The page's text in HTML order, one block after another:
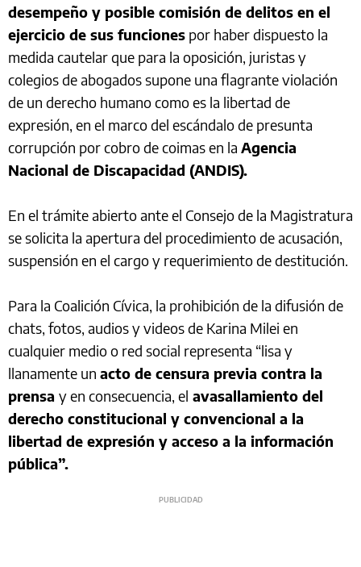
desempeño y posible comisión de delitos en el
ejercicio de sus funciones por haber dispuesto la
medida cautelar que para la oposición, juristas y
colegios de abogados supone una flagrante violación
de un derecho humano como es la libertad de
expresión, en el marco del escándalo de presunta
corrupción por cobro de coimas en la Agencia
Nacional de Discapacidad (ANDIS).
En el trámite abierto ante el Consejo de la Magistratura
se solicita la apertura del procedimiento de acusación,
suspensión en el cargo y requerimiento de destitución.
Para la Coalición Cívica, la prohibición de la difusión de
chats, fotos, audios y videos de Karina Milei en
cualquier medio o red social representa “lisa y
llanamente un acto de censura previa contra la
prensa y en consecuencia, el avasallamiento del
derecho constitucional y convencional a la
libertad de expresión y acceso a la información
pública”.